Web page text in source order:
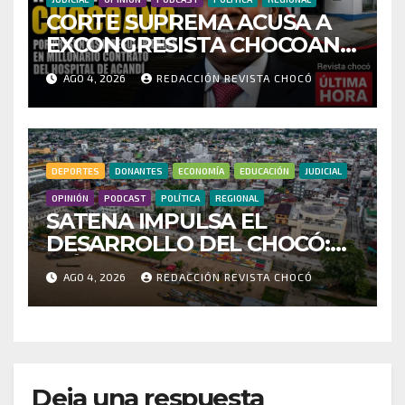
CORTE SUPREMA ACUSA A
EXCONGRESISTA CHOCOANO
POR PRESUNTAS
IRREGULARIDADES EN
MILLONARIO CONTRATO
DEL HOSPITAL DE ACANDÍ
AGO 4, 2026 REDACCIÓN REVISTA CHOCÓ
DEPORTES DONANTES ECONOMÍA EDUCACIÓN JUDICIAL
OPINIÓN PODCAST POLÍTICA REGIONAL
SATENA IMPULSA EL
DESARROLLO DEL CHOCÓ:
MÁS DE 35 MIL PASAJEROS
MOVILIZADOS Y NUEVAS
RUTAS FORTALECEN LA
AGO 4, 2026 REDACCIÓN REVISTA CHOCÓ
Deja una respuesta